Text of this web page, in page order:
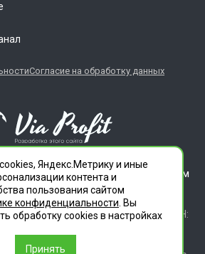
Согласие на обработку данных
зарегистрированным товарным
Все права защищены.
620012 СВЕРДЛОВСКАЯ
УЛ. ИЛЬИЧА ДОМ 14 КВ 11 ИНН:
ОГРН 1196658010020
Яндекс.Метрику и иные
контента и
пользования сайтом
конфиденциальности . Вы
обработку сookies в настройках
Принять